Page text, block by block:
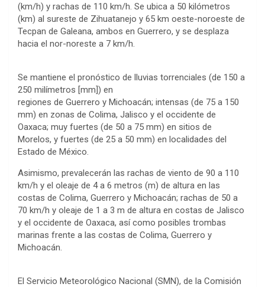
(km/h) y rachas de 110 km/h. Se ubica a 50 kilómetros
(km) al sureste de Zihuatanejo y 65 km oeste-noroeste de
Tecpan de Galeana, ambos en Guerrero, y se desplaza
hacia el nor-noreste a 7 km/h.
Se mantiene el pronóstico de lluvias torrenciales (de 150 a
250 milímetros [mm]) en
regiones de Guerrero y Michoacán; intensas (de 75 a 150
mm) en zonas de Colima, Jalisco y el occidente de
Oaxaca; muy fuertes (de 50 a 75 mm) en sitios de
Morelos, y fuertes (de 25 a 50 mm) en localidades del
Estado de México.
Asimismo, prevalecerán las rachas de viento de 90 a 110
km/h y el oleaje de 4 a 6 metros (m) de altura en las
costas de Colima, Guerrero y Michoacán; rachas de 50 a
70 km/h y oleaje de 1 a 3 m de altura en costas de Jalisco
y el occidente de Oaxaca, así como posibles trombas
marinas frente a las costas de Colima, Guerrero y
Michoacán.
El Servicio Meteorológico Nacional (SMN), de la Comisión